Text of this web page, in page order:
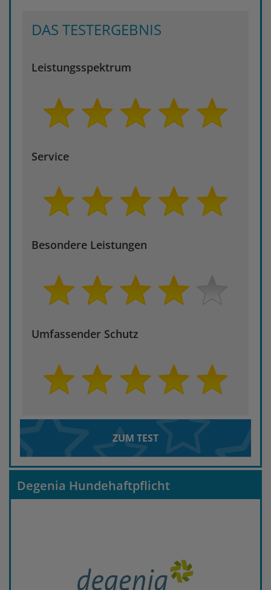
DAS TESTERGEBNIS
Leistungsspektrum
Service
Besondere Leistungen
Umfassender Schutz
ZUM TEST
Degenia Hundehaftpflicht